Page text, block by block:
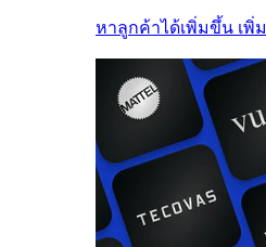
หาลูกค้าได้เพิ่มขึ้น เพิ่